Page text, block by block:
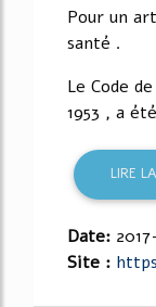
Pour un
santé .
Le Code
1953 , a
LIRE
Date:
Site :